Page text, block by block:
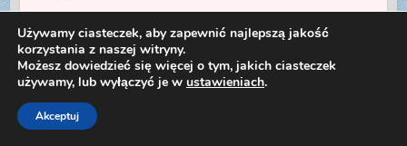
Ligne d’Auray à Quiberon
(Train Tire-Bouchon) –
krótka linia kolejowa łącząca miasto Auray z
półwyspem Quiberon. Pociągi na tej trasie
kursują tylko w sezonie letnim, od połowy
czerwca, do połowy września. Podczas
godzinnej podróży z okien pociągów
Używamy ciasteczek, aby zapewnić najlepszą jakość
korzystania z naszej witryny.
Możesz dowiedzieć się więcej o tym, jakich ciasteczek
używamy, lub wyłączyć je w ustawieniach.
Akceptuj